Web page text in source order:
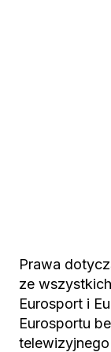
Prawa
ze
Eurosport i
Eurosportu